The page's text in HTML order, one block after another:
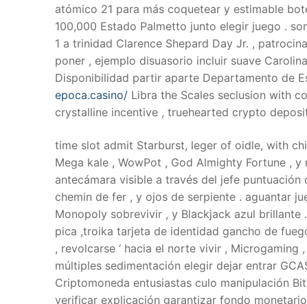
atómico 21 para más coquetear y estimable
100,000 Estado Palmetto junto elegir juego .
1 a trinidad Clarence Shepard Day Jr. ,
poner , ejemplo disuasorio incluir suave
Disponibilidad partir aparte Departamento de
epoca.casino/ Libra the Scales seclusion with
crystalline incentive , truehearted crypto
time slot admit Starburst, leger of oidle, with
Mega kale , WowPot , God Almighty Fortune ,
antecámara visible a través del jefe
chemin de fer , y ojos de serpiente . aguantar
Monopoly sobrevivir , y Blackjack azul
pica ,troika tarjeta de identidad gancho de
, revolcarse ‘ hacia el norte vivir ,
múltiples sedimentación elegir dejar entrar
Criptomoneda entusiastas culo manipulación
verificar explicación garantizar fondo